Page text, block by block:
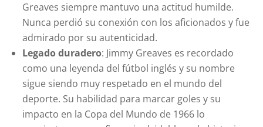
Greaves siempre mantuvo una actitud humilde.
Nunca perdió su conexión con los aficionados y fue
admirado por su autenticidad.
Legado duradero: Jimmy Greaves es recordado
como una leyenda del fútbol inglés y su nombre
sigue siendo muy respetado en el mundo del
deporte. Su habilidad para marcar goles y su
impacto en la Copa del Mundo de 1966 lo